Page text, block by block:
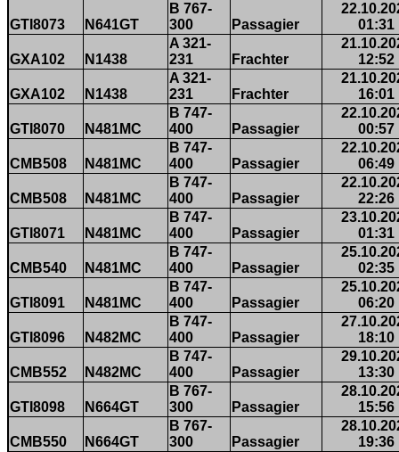
GTI8073 N641GT
B 767-
300
Passagier
01:31
GXA102 N1438
A 321-
231
Frachter
12:52
GXA102 N1438
A 321-
231
Frachter
16:01
GTI8070 N481MC
B 747-
400
Passagier
00:57
CMB508 N481MC
B 747-
400
Passagier
06:49
CMB508 N481MC
B 747-
400
Passagier
22:26
GTI8071 N481MC
B 747-
400
Passagier
01:31
CMB540 N481MC
B 747-
400
Passagier
02:35
GTI8091 N481MC
B 747-
400
Passagier
06:20
GTI8096 N482MC
B 747-
400
Passagier
18:10
CMB552 N482MC
B 747-
400
Passagier
13:30
GTI8098 N664GT
B 767-
300
Passagier
15:56
CMB550 N664GT
B 767-
300
Passagier
19:36